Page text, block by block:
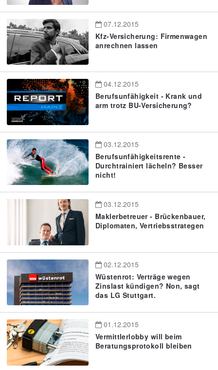
07.12.2015
Kfz-Versicherung: Firmenwagen
anrechnen lassen
04.12.2015
Berufsunfähigkeit - Krank und
arm trotz BU-Versicherung?
03.12.2015
Berufsunfähigkeitsrente -
Durchtrainiert lächeln? Besser
nicht!
03.12.2015
Maklerbetreuer - Brückenbauer,
Diplomaten, Vertriebsstrategen
02.12.2015
Wüstenrot: Verträge wegen
Zinslast kündigen? Non, sagt
das LG Stuttgart.
01.12.2015
Vermittlerlobby will beim
Beratungsprotokoll bleiben